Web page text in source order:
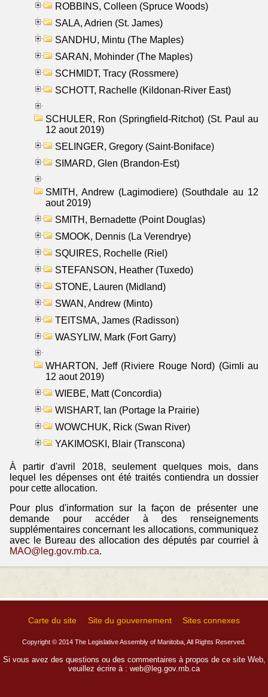
ROBBINS, Colleen (Spruce Woods)
SALA, Adrien (St. James)
SANDHU, Mintu (The Maples)
SARAN, Mohinder (The Maples)
SCHMIDT, Tracy (Rossmere)
SCHOTT, Rachelle (Kildonan-River East)
SCHULER, Ron (Springfield-Ritchot) (St. Paul au
12 aout 2019)
SELINGER, Gregory (Saint-Boniface)
SIMARD, Glen (Brandon-Est)
SMITH, Andrew (Lagimodiere) (Southdale au 12
aout 2019)
SMITH, Bernadette (Point Douglas)
SMOOK, Dennis (La Verendrye)
SQUIRES, Rochelle (Riel)
STEFANSON, Heather (Tuxedo)
STONE, Lauren (Midland)
SWAN, Andrew (Minto)
TEITSMA, James (Radisson)
WASYLIW, Mark (Fort Garry)
WHARTON, Jeff (Riviere Rouge Nord) (Gimli au
12 aout 2019)
WIEBE, Matt (Concordia)
WISHART, Ian (Portage la Prairie)
WOWCHUK, Rick (Swan River)
YAKIMOSKI, Blair (Transcona)
À partir d'avril 2018, seulement quelques mois, dans
lequel les dépenses ont été traités contiendra un dossier
pour cette allocation.
Pour plus d'information sur la façon de présenter une
demande pour accéder à des renseignements
supplémentaires concernant les allocations, communiquez
avec le Bureau des allocation des députés par courriel à
MAO@leg.gov.mb.ca.
Carte du site Site du gouvernement Sites connexes
Copyright © 2014 The Legislative Assembly of Manitoba, All Rights Reserved.
Si vous avez des questions ou des commentaires à propos de ce site Web,
veuillez écrire à : web@leg.gov.mb.ca